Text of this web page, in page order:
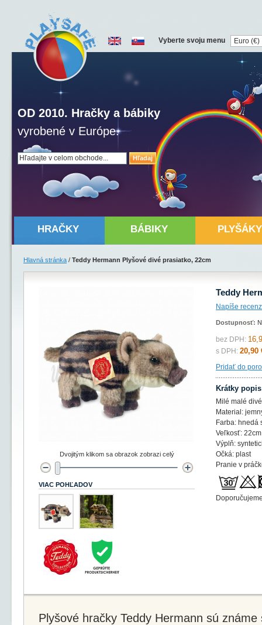
Hľadaj
OD 2010. Hračky a bábiky
vyrobené v Európe.
Vyberte svoju menu
HRAČKY BÁBIKY PLYŠÁKY
Hlavná stránka / Teddy Hermann Plyšové divé prasiatko, 22cm
Teddy
Napíše
Dostupnosť:
bez DPH:
s DPH: 20,90
Pridať do
Krátky popis
Milé malé
Material:
Farba: hnedá
Veľkosť: 22cm
Výplň:
Očká: plast
Pranie v
Dvojitým klikom sa obrazok zobrazi celý
VIAC POHĽADOV
Plyšové hračky Teddy Hermann sú